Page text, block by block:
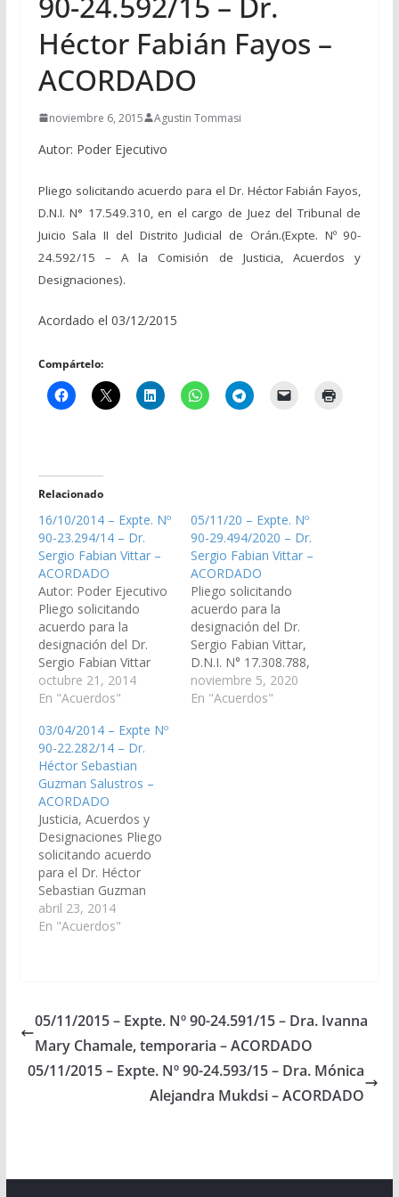
Héctor Fabián Fayos –
ACORDADO
noviembre 6, 2015 Agustin Tommasi
Autor: Poder Ejecutivo
Pliego solicitando acuerdo para el Dr. Héctor Fabián Fayos,
D.N.I. N° 17.549.310, en el cargo de Juez del Tribunal de
Juicio Sala II del Distrito Judicial de Orán.(Expte. Nº 90-
24.592/15 – A la Comisión de Justicia, Acuerdos y
Designaciones).
Acordado el 03/12/2015
Compártelo:
Relacionado
16/10/2014 – Expte. Nº
90-23.294/14 – Dr.
Sergio Fabian Vittar –
ACORDADO
Autor: Poder Ejecutivo
Pliego solicitando
acuerdo para la
designación del Dr.
Sergio Fabian Vittar
DNI N° 17.308.788, en
el cargo de Juez de la
Salta. (Expte. Nº 90-
23.294/14 – A la
Comisión de Justicia,
Acuerdos y
Designaciones).
Acordado el
06/11/2014
octubre 21, 2014
En "Acuerdos"
05/11/20 – Expte. Nº
90-29.494/2020 – Dr.
Sergio Fabian Vittar –
ACORDADO
Pliego solicitando
acuerdo para la
designación del Dr.
Sergio Fabian Vittar,
D.N.I. N° 17.308.788,
como Juez de Corte de
la provincia de Salta.
noviembre 5, 2020
En "Acuerdos"
03/04/2014 – Expte Nº
90-22.282/14 – Dr.
Héctor Sebastian
Guzman Salustros –
ACORDADO
Justicia, Acuerdos y
Designaciones Pliego
solicitando acuerdo
para el Dr. Héctor
Sebastian Guzman
Salustros, D.N.I. Nº
27.034.776, en el cargo
Distrito Judicial del Sur.
03/04/2014
abril 23, 2014
En "Acuerdos"
05/11/2015 – Expte. Nº 90-24.591/15 – Dra. Ivanna
Mary Chamale, temporaria – ACORDADO
05/11/2015 – Expte. Nº 90-24.593/15 – Dra. Mónica
Alejandra Mukdsi – ACORDADO